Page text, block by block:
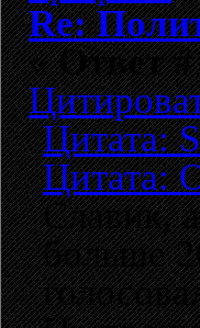
Re:
«Ответ
Цитата:
Цитата:
Славик,
больше